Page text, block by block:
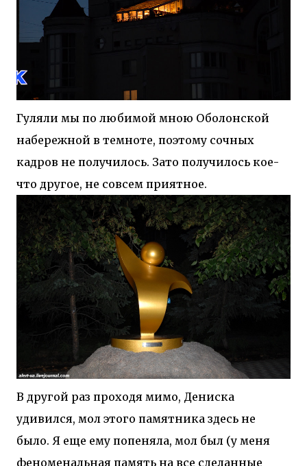
Гуляли мы по любимой мною Оболонской
набережной в темноте, поэтому сочных
кадров не получилось. Зато получилось кое-
что другое, не совсем приятное.
В другой раз проходя мимо, Дениска
удивился, мол этого памятника здесь не
было. Я еще ему попеняла, мол был (у меня
феноменальная память на все сделанные